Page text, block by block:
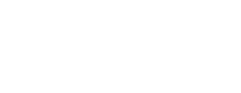
de forma rápida e segura.
quando precisar.